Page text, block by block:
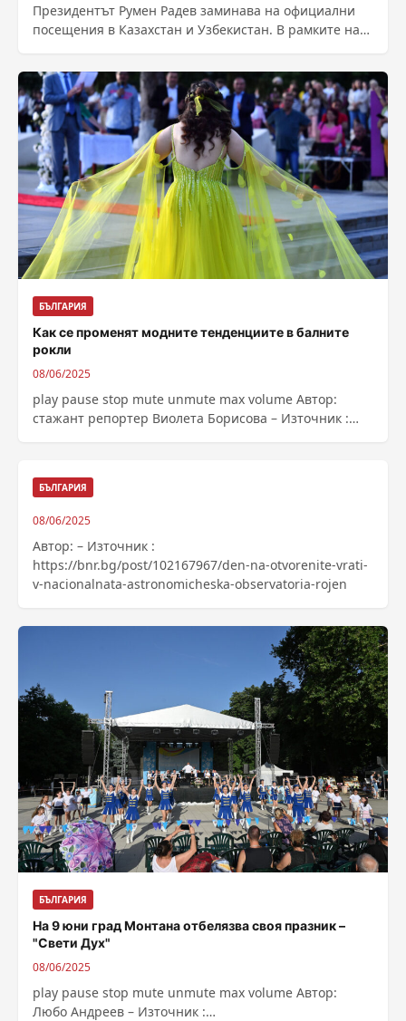
Президентът Румен Радев заминава на официални
посещения в Казахстан и Узбекистан. В рамките на
БЪЛГАРИЯ
Как се променят модните тенденциите в балните
рокли
08/06/2025
play pause stop mute unmute max volume Автор:
стажант репортер Виолета Борисова – Източник :
БЪЛГАРИЯ
08/06/2025
Автор: – Източник :
https://bnr.bg/post/102167967/den-na-otvorenite-vrati-
v-nacionalnata-astronomicheska-observatoria-rojen
БЪЛГАРИЯ
На 9 юни град Монтана отбелязва своя празник –
"Свети Дух"
08/06/2025
play pause stop mute unmute max volume Автор:
Любо Андреев – Източник :